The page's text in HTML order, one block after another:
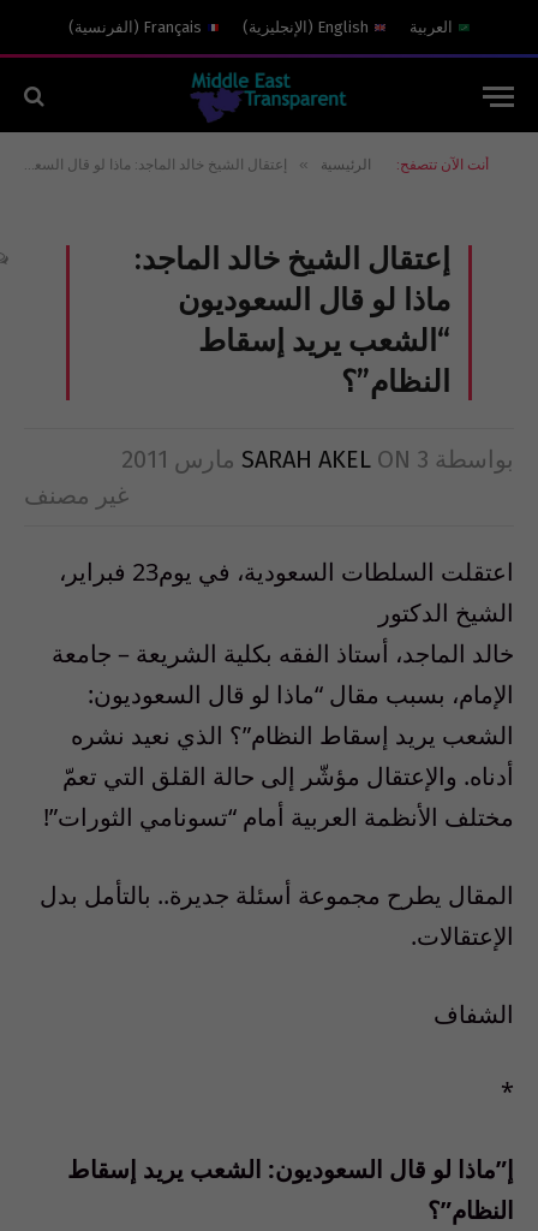
العربية English
( الإنجليزية)
Français
( الفرنسية)
أنت الآن تتصفح: الرئيسية » إعتقال الشيخ خالد الماجد: ماذا لو قال السعوديون “الشعب يريد إسقاط النظام”؟
إعتقال الشيخ خالد الماجد:
ماذا لو قال السعوديون
“الشعب يريد إسقاط
النظام”؟
بواسطة SARAH AKEL ON 3 مارس 2011
غير مصنف
اعتقلت السلطات السعودية، في يوم23 فبراير،
الشيخ الدكتور
خالد الماجد، أستاذ الفقه بكلية الشريعة – جامعة
الإمام، بسبب مقال “ماذا لو قال السعوديون:
الشعب يريد إسقاط النظام”؟ الذي نعيد نشره
أدناه. والإعتقال مؤشّر إلى حالة القلق التي تعمّ
مختلف الأنظمة العربية أمام “تسونامي الثورات”!
المقال يطرح مجموعة أسئلة جديرة.. بالتأمل بدل
الإعتقالات.
الشفاف
*
إ”ماذا لو قال السعوديون: الشعب يريد إسقاط
النظام”؟